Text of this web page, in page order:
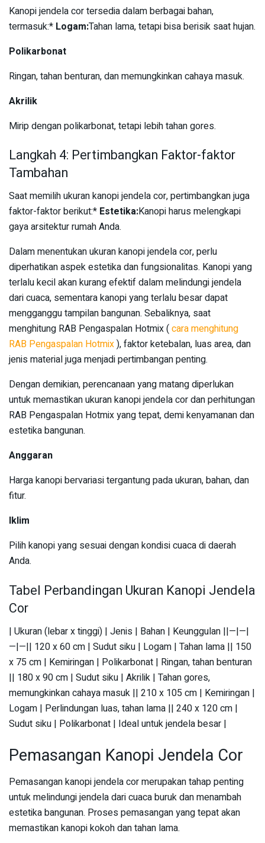
Kanopi jendela cor tersedia dalam berbagai bahan,
termasuk:* Logam:Tahan lama, tetapi bisa berisik saat hujan.
Polikarbonat
Ringan, tahan benturan, dan memungkinkan cahaya masuk.
Akrilik
Mirip dengan polikarbonat, tetapi lebih tahan gores.
Langkah 4: Pertimbangkan Faktor-faktor
Tambahan
Saat memilih ukuran kanopi jendela cor, pertimbangkan juga
faktor-faktor berikut:* Estetika:Kanopi harus melengkapi
gaya arsitektur rumah Anda.
Dalam menentukan ukuran kanopi jendela cor, perlu
diperhatikan aspek estetika dan fungsionalitas. Kanopi yang
terlalu kecil akan kurang efektif dalam melindungi jendela
dari cuaca, sementara kanopi yang terlalu besar dapat
mengganggu tampilan bangunan. Sebaliknya, saat
menghitung RAB Pengaspalan Hotmix (cara menghitung
RAB Pengaspalan Hotmix), faktor ketebalan, luas area, dan
jenis material juga menjadi pertimbangan penting.
Dengan demikian, perencanaan yang matang diperlukan
untuk memastikan ukuran kanopi jendela cor dan perhitungan
RAB Pengaspalan Hotmix yang tepat, demi kenyamanan dan
estetika bangunan.
Anggaran
Harga kanopi bervariasi tergantung pada ukuran, bahan, dan
fitur.
Iklim
Pilih kanopi yang sesuai dengan kondisi cuaca di daerah
Anda.
Tabel Perbandingan Ukuran Kanopi Jendela
Cor
| Ukuran (lebar x tinggi) | Jenis | Bahan | Keunggulan ||—|—|
—|—|| 120 x 60 cm | Sudut siku | Logam | Tahan lama || 150
x 75 cm | Kemiringan | Polikarbonat | Ringan, tahan benturan
|| 180 x 90 cm | Sudut siku | Akrilik | Tahan gores,
memungkinkan cahaya masuk || 210 x 105 cm | Kemiringan |
Logam | Perlindungan luas, tahan lama || 240 x 120 cm |
Sudut siku | Polikarbonat | Ideal untuk jendela besar |
Pemasangan Kanopi Jendela Cor
Pemasangan kanopi jendela cor merupakan tahap penting
untuk melindungi jendela dari cuaca buruk dan menambah
estetika bangunan. Proses pemasangan yang tepat akan
memastikan kanopi kokoh dan tahan lama.